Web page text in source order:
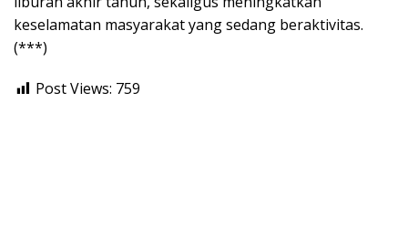
keselamatan masyarakat yang sedang beraktivitas.
(***)
Post Views: 759